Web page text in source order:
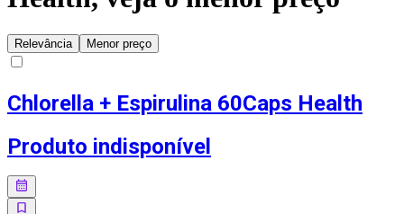
Relevância Menor preço
Chlorella + Espirulina 60Caps Health
Produto indisponível